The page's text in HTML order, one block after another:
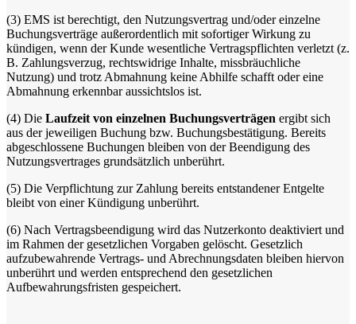
(3) EMS ist berechtigt, den Nutzungsvertrag und/oder einzelne
Buchungsverträge außerordentlich mit sofortiger Wirkung zu
kündigen, wenn der Kunde wesentliche Vertragspflichten verletzt (z.
B. Zahlungsverzug, rechtswidrige Inhalte, missbräuchliche
Nutzung) und trotz Abmahnung keine Abhilfe schafft oder eine
Abmahnung erkennbar aussichtslos ist.
(4) Die Laufzeit von einzelnen Buchungsverträgen ergibt sich
aus der jeweiligen Buchung bzw. Buchungsbestätigung. Bereits
abgeschlossene Buchungen bleiben von der Beendigung des
Nutzungsvertrages grundsätzlich unberührt.
(5) Die Verpflichtung zur Zahlung bereits entstandener Entgelte
bleibt von einer Kündigung unberührt.
(6) Nach Vertragsbeendigung wird das Nutzerkonto deaktiviert und
im Rahmen der gesetzlichen Vorgaben gelöscht. Gesetzlich
aufzubewahrende Vertrags- und Abrechnungsdaten bleiben hiervon
unberührt und werden entsprechend den gesetzlichen
Aufbewahrungsfristen gespeichert.